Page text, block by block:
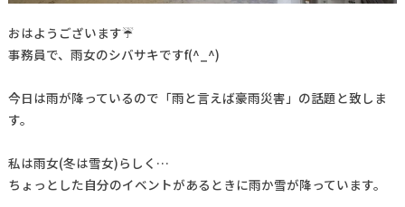
おはようございます☔
事務員で、雨女のシバサキですf(^_^)
今日は雨が降っているので「雨と言えば豪雨災害」の話題と致しま
す。
私は雨女(冬は雪女)らしく…
ちょっとした自分のイベントがあるときに雨か雪が降っています。